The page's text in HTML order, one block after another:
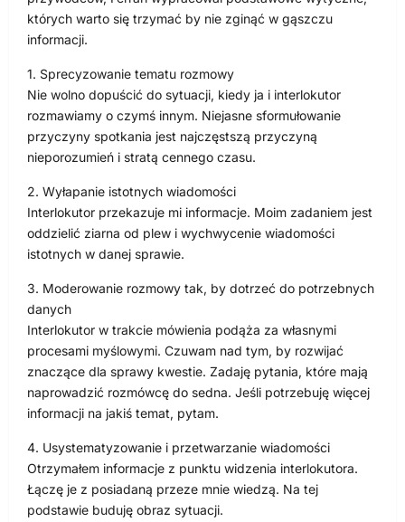
których warto się trzymać by nie zginąć w gąszczu
informacji.
1. Sprecyzowanie tematu rozmowy
Nie wolno dopuścić do sytuacji, kiedy ja i interlokutor
rozmawiamy o czymś innym. Niejasne sformułowanie
przyczyny spotkania jest najczęstszą przyczyną
nieporozumień i stratą cennego czasu.
2. Wyłapanie istotnych wiadomości
Interlokutor przekazuje mi informacje. Moim zadaniem jest
oddzielić ziarna od plew i wychwycenie wiadomości
istotnych w danej sprawie.
3. Moderowanie rozmowy tak, by dotrzeć do potrzebnych
danych
Interlokutor w trakcie mówienia podąża za własnymi
procesami myślowymi. Czuwam nad tym, by rozwijać
znaczące dla sprawy kwestie. Zadaję pytania, które mają
naprowadzić rozmówcę do sedna. Jeśli potrzebuję więcej
informacji na jakiś temat, pytam.
4. Usystematyzowanie i przetwarzanie wiadomości
Otrzymałem informacje z punktu widzenia interlokutora.
Łączę je z posiadaną przeze mnie wiedzą. Na tej
podstawie buduję obraz sytuacji.